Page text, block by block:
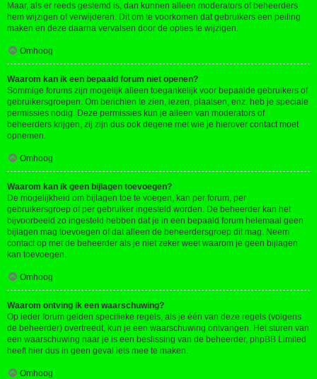
Maar, als er reeds gestemd is, dan kunnen alleen moderators of beheerders
hem wijzigen of verwijderen. Dit om te voorkomen dat gebruikers een peiling
maken en deze daarna vervalsen door de opties te wijzigen.
Omhoog
Waarom kan ik een bepaald forum niet openen?
Sommige forums zijn mogelijk alleen toegankelijk voor bepaalde gebruikers of
gebruikersgroepen. Om berichten te zien, lezen, plaatsen, enz. heb je speciale
permissies nodig. Deze permissies kun je alleen van moderators of
beheerders krijgen, zij zijn dus ook degene met wie je hierover contact moet
opnemen.
Omhoog
Waarom kan ik geen bijlagen toevoegen?
De mogelijkheid om bijlagen toe te voegen, kan per forum, per
gebruikersgroep of per gebruiker ingesteld worden. De beheerder kan het
bijvoorbeeld zo ingesteld hebben dat je in een bepaald forum helemaal geen
bijlagen mag toevoegen of dat alleen de beheerdersgroep dit mag. Neem
contact op met de beheerder als je niet zeker weet waarom je geen bijlagen
kan toevoegen.
Omhoog
Waarom ontving ik een waarschuwing?
Op ieder forum gelden specifieke regels, als je één van deze regels (volgens
de beheerder) overtreedt, kun je een waarschuwing ontvangen. Het sturen van
een waarschuwing naar je is een beslissing van de beheerder, phpBB Limited
heeft hier dus in geen geval iets mee te maken.
Omhoog